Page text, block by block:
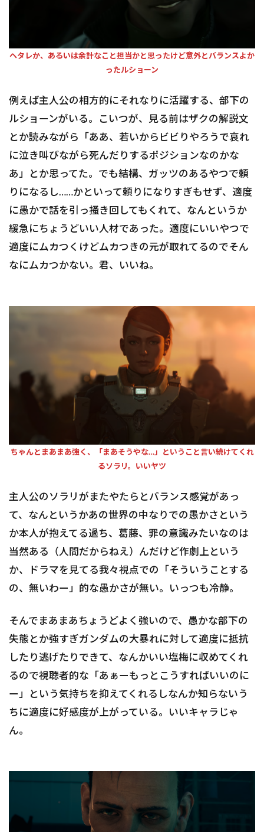
ヘタレか、あるいは余計なこと担当かと思ったけど意外とバランスよか
ったルショーン
例えば主人公の相方的にそれなりに活躍する、部下の
ルショーンがいる。こいつが、見る前はザクの解説文
とか読みながら「ああ、若いからビビりやろうで哀れ
に泣き叫びながら死んだりするポジションなのかな
あ」とか思ってた。でも結構、ガッツのあるやつで頼
りになるし……かといって頼りになりすぎもせず、適度
に愚かで話を引っ掻き回してもくれて、なんというか
緩急にちょうどいい人材であった。適度にいいやつで
適度にムカつくけどムカつきの元が取れてるのでそん
なにムカつかない。君、いいね。
ちゃんとまあまあ強く、「まあそうやな…」ということ言い続けてくれ
るソラリ。いいヤツ
主人公のソラリがまたやたらとバランス感覚があっ
て、なんというかあの世界の中なりでの愚かさという
か本人が抱えてる過ち、葛藤、罪の意識みたいなのは
当然ある（人間だからねえ）んだけど作劇上という
か、ドラマを見てる我々視点での「そういうことする
の、無いわー」的な愚かさが無い。いっつも冷静。
そんでまあまあちょうどよく強いので、愚かな部下の
失態とか強すぎガンダムの大暴れに対して適度に抵抗
したり逃げたりできて、なんかいい塩梅に収めてくれ
るので視聴者的な「あぁーもっとこうすればいいのに
ー」という気持ちを抑えてくれるしなんか知らないう
ちに適度に好感度が上がっている。いいキャラじゃ
ん。